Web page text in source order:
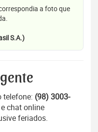
a foto que
S.A.)
telefone: (98) 3003-
e chat online
feriados.